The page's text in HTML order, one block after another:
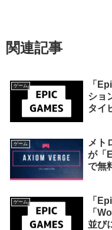
関連記事
ゲーム
「
ショ
タイ
「
始！
ゲーム
メト
が「
で無
ゲーム
「
「
並び